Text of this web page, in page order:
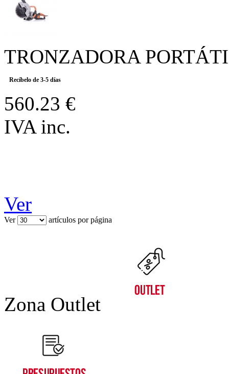
TRONZADORA
Recíbelo de 3-5 días
560.23 €
IVA inc.
Ver
Ver artículos por página
Zona Outlet